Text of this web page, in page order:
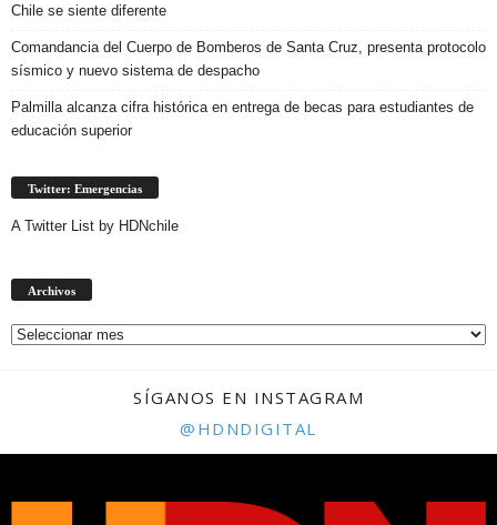
Chile se siente diferente
Comandancia del Cuerpo de Bomberos de Santa Cruz, presenta protocolo
sísmico y nuevo sistema de despacho
Palmilla alcanza cifra histórica en entrega de becas para estudiantes de
educación superior
Twitter: Emergencias
A Twitter List by HDNchile
Archivos
SÍGANOS EN INSTAGRAM
@HDNDIGITAL